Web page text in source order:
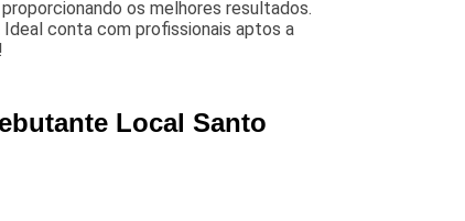
os melhores resultados.
conta com profissionais aptos a
Local Santo